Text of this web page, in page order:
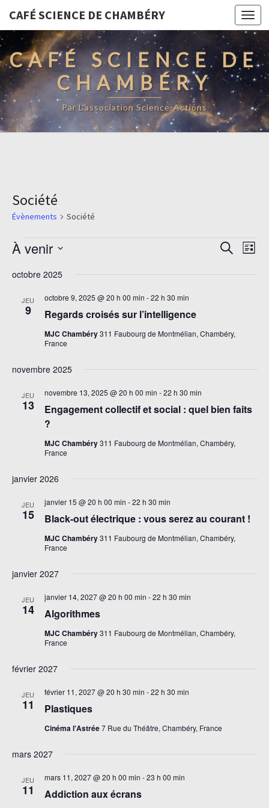
CAFÉ SCIENCE DE CHAMBÉRY
CAFÉ SCIENCE DE
CHAMBÉRY
Par L'association Science-Actions
Société
Évènements Société
Évènements Recherche
de
Liste
À venir
une
date.
octobre 2025
JEU
9 Regards croisés sur l’intelligence
octobre 9, 2025 @ 20 h 00 min -22 h 30 min
MJC Chambéry311 Faubourg de Montmélian, Chambéry,
France
novembre 2025
JEU
13
Engagement collectif et social : quel bien faits
?
novembre 13, 2025 @ 20 h 00 min -22 h 30 min
MJC Chambéry311 Faubourg de Montmélian, Chambéry,
France
janvier 2026
JEU
15 Black-out électrique : vous serez au courant !
janvier 15 @ 20 h 00 min -22 h 30 min
MJC Chambéry311 Faubourg de Montmélian, Chambéry,
France
janvier 2027
JEU
14 Algorithmes
janvier 14, 2027 @ 20 h 00 min -22 h 30 min
MJC Chambéry311 Faubourg de Montmélian, Chambéry,
France
février 2027
JEU
11 Plastiques
février 11, 2027 @ 20 h 30 min -22 h 30 min
Cinéma l'Astrée7 Rue du Théâtre, Chambéry, France
mars 2027
JEU
11 Addiction aux écrans
mars 11, 2027 @ 20 h 00 min -23 h 00 min